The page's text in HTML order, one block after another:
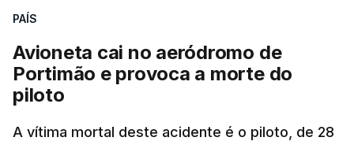
PAÍS
Avioneta cai no aeródromo de
Portimão e provoca a morte do
piloto
A vítima mortal deste acidente é o piloto, de 28